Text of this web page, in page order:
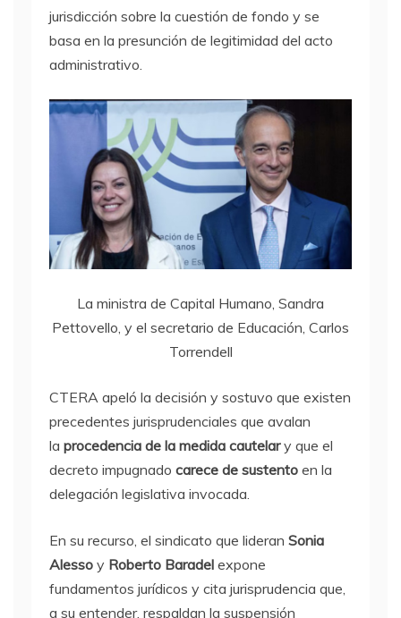
jurisdicción sobre la cuestión de fondo y se
basa en la presunción de legitimidad del acto
administrativo.
La ministra de Capital Humano, Sandra
Pettovello, y el secretario de Educación, Carlos
Torrendell
CTERA apeló la decisión y sostuvo que existen
precedentes jurisprudenciales que avalan
la procedencia de la medida cautelary que el
decreto impugnado carece de sustento en la
delegación legislativa invocada.
En su recurso, el sindicato que lideran Sonia
Alesso y Roberto Baradel expone
fundamentos jurídicos y cita jurisprudencia que,
a su entender, respaldan la suspensión